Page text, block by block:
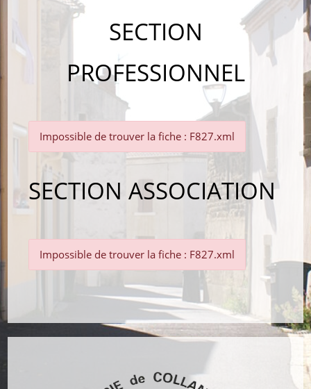
SECTION
PROFESSIONNEL
Impossible de trouver la fiche : F827.xml
SECTION ASSOCIATION
Impossible de trouver la fiche : F827.xml